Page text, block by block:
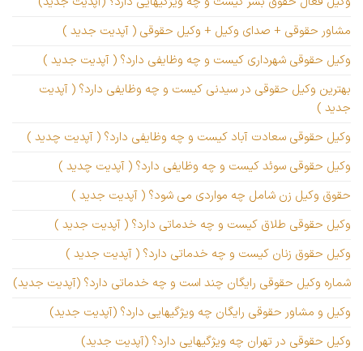
مشاور حقوقی + صدای وکیل + وکیل حقوقی ( آپدیت جدید )
وکیل حقوقی شهرداری کیست و چه وظایفی دارد؟ ( آپدیت جدید )
بهترین وکیل حقوقی در سیدنی کیست و چه وظایفی دارد؟ ( آپدیت
جدید )
وکیل حقوقی سعادت آباد کیست و چه وظایفی دارد؟ ( آپدیت چدید )
وکیل حقوقی سوئد کیست و چه وظایفی دارد؟ ( آپدیت چدید )
حقوق وکیل زن شامل چه مواردی می شود؟ ( آپدیت جدید )
وکیل حقوقی طلاق کیست و چه خدماتی دارد؟ ( آپدیت جدید )
وکیل حقوق زنان کیست و چه خدماتی دارد؟ ( آپدیت جدید )
شماره وکیل حقوقی رایگان چند است و چه خدماتی دارد؟ (آپدیت جدید)
وکیل و مشاور حقوقی رایگان چه ویژگیهایی دارد؟ (آپدیت جدید)
وکیل حقوقی در تهران چه ویژگیهایی دارد؟ (آپدیت جدید)